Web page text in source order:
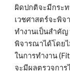
ผิดปกติจะมีกระ
เวชศาสตร์จะพิ
ทำงานเป็นสำคัญ
พิจารณาได้โดย
ในการทำงาน
จะมีผลตรวจกา